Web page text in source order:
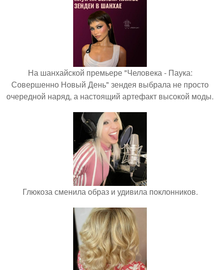
На шанхайской премьере "Человека - Паука:
Совершенно Новый День" зендея выбрала не просто
очередной наряд, а настоящий артефакт высокой моды.
Глюкоза сменила образ и удивила поклонников.